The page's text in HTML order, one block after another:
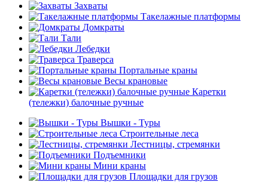
Захваты
Такелажные платформы
Домкраты
Тали
Лебедки
Траверса
Портальные краны
Весы крановые
Каретки
(тележки) балочные ручные
Вышки - Туры
Строительные леса
Лестницы, стремянки
Подъемники
Мини краны
Площадки для грузов